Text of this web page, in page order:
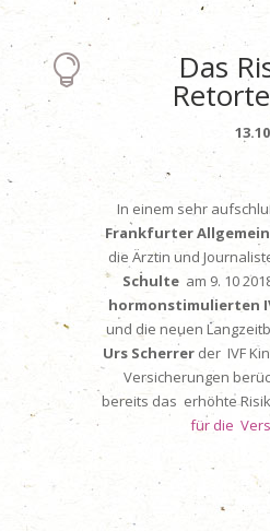
 Das
In einem sehr
Frankfurter
die Ärztin und
Schulte am 9. 10
hormonstimulierten
und die neuen
Urs Scherrer der IVF
Versicherungen
bereits das erhöhte
für die